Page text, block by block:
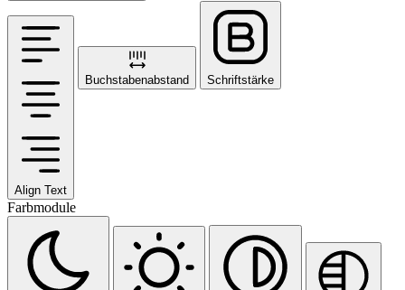
Align Text
Buchstabenabstand Schriftstärke
Farbmodule